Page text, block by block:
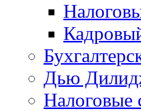
Дью
Налоговые